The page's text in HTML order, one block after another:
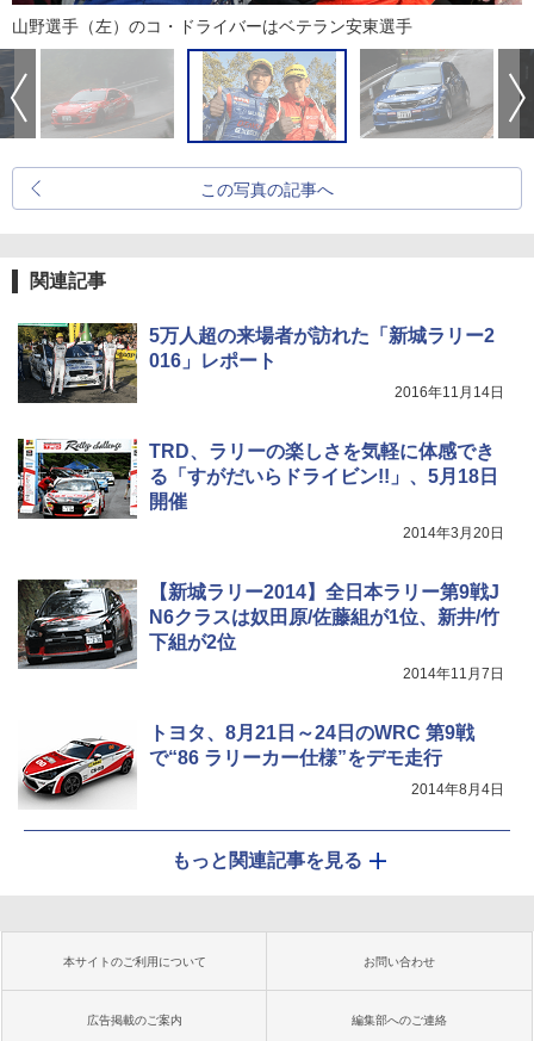
山野選手（左）のコ・ドライバーはベテラン安東選手
この写真の記事へ
関連記事
5万人超の来場者が訪れた「新城ラリー2
016」レポート
2016年11月14日
TRD、ラリーの楽しさを気軽に体感でき
る「すがだいらドライビン!!」、5月18日
開催
2014年3月20日
【新城ラリー2014】全日本ラリー第9戦J
N6クラスは奴田原/佐藤組が1位、新井/竹
下組が2位
2014年11月7日
トヨタ、8月21日～24日のWRC 第9戦
で“86 ラリーカー仕様”をデモ走行
2014年8月4日
もっと関連記事を見る
本サイトのご利用について お問い合わせ
広告掲載のご案内 編集部へのご連絡